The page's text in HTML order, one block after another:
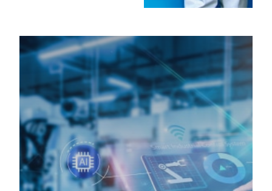
Als europäischer Marktführer im Bereich
der industriellen Instandhaltung setzt sich
DV GROUP dafür ein, die Verfügbarkeit,
Leistung, Sicherheit und Langlebigkeit Ihrer
Anlagen durch sein technisches Know-how
zu gewährleisten: Elektromechanik,
Elektronik, Servomotoren, Hardware /
PDR.